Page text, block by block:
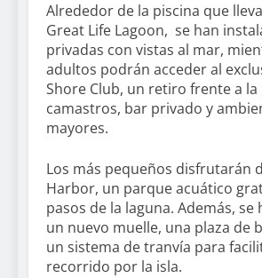
Alrededor de la piscina que
Great Life Lagoon, se han
privadas con vistas al mar,
adultos podrán acceder al
Shore Club, un retiro frente a la
camastros, bar privado y
mayores.
Los más pequeños disfrutarán
Harbor, un parque acuático
pasos de la laguna. Además,
un nuevo muelle, una plaza de
un sistema de tranvía para
recorrido por la isla.